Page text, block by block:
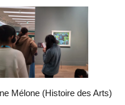
Mélone (Histoire des Arts)